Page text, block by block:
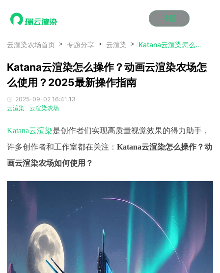
注册
首页
产品服务
云制作
云渲染管理系统
瑞兔百宝箱
AI视频插帧
云制作
云渲染管理系统
瑞兔百宝箱
AI视频插帧
云制作
云渲染管理系统
瑞兔百宝箱
AI视频插帧
云制作
云渲染管理系统
瑞兔百宝箱
AI视频插帧
云制作
云渲染管理系统
瑞兔百宝箱
AI视频插帧
云制作
云渲染管理系统
瑞兔百宝箱
AI视频插帧
Maya云渲染方案
3ds Max云渲染方案
Cinema 4D云渲染方案
Maya AI渲染方案
Maya云渲染方案
3ds Max云渲染方案
Cinema 4D云渲染方案
Maya AI渲染方案
Maya云渲染方案
3ds Max云渲染方案
Cinema 4D云渲染方案
Maya AI渲染方案
Maya云渲染方案
3ds Max云渲染方案
Cinema 4D云渲染方案
Maya AI渲染方案
Maya云渲染方案
3ds Max云渲染方案
Cinema 4D云渲染方案
Maya AI渲染方案
Maya云渲染方案
3ds Max云渲染方案
Cinema 4D云渲染方案
Maya AI渲染方案
动画价格
效果图价格
云制作价格
动画价格
效果图价格
云制作价格
动画价格
效果图价格
云制作价格
动画价格
效果图价格
云制作价格
动画价格
效果图价格
云制作价格
动画价格
效果图价格
云制作价格
资讯&赛事
新闻资讯
渲染百科
渲染大赛
新闻资讯
渲染百科
渲染大赛
新闻资讯
渲染百科
渲染大赛
新闻资讯
渲染百科
渲染大赛
新闻资讯
渲染百科
渲染大赛
新闻资讯
渲染百科
渲染大赛
云渲染优惠攻略
青云平台
云渲染优惠攻略
青云平台
云渲染优惠攻略
青云平台
云渲染优惠攻略
青云平台
云渲染优惠攻略
青云平台
云渲染优惠攻略
青云平台
关于我们
下载
动画客户端
效果图客户端
动画客户端
效果图客户端
动画客户端
效果图客户端
动画客户端
效果图客户端
动画客户端
效果图客户端
动画客户端
效果图客户端
帮助/教程
云渲染农场首页 专题分享 云渲染 Katana云渲染怎么操作？动画云渲染农场怎么使用？2025最新操作指南
Katana云渲染怎么操作？动画云渲染农场怎
么使用？2025最新操作指南
2025-09-02 16:41:13
云渲染
云渲染农场
Katana云渲染是创作者们实现高质量视觉效果的得力助手 ，
许多创作者和工作室都在关注： Katana云渲染怎么操作？动
画云渲染农场如何使用？